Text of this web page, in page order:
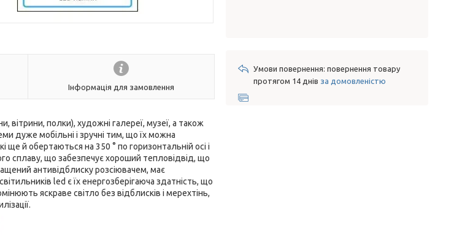
Інформація для замовлення
полки), художні галереї, музеї, а також
дуже мобільні і зручні тим, що їх можна
ще й обертаються на 350 ° по горизонтальній осі і
сплаву, що забезпечує хороший тепловідвід, що
антивідблиску розсіювачем, має
led є їх енергозберігаюча здатність, що
яскраве світло без відблисків і мерехтінь,
повернення товару
протягом 14 днів за домовленістю